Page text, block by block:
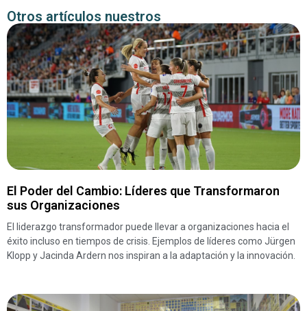
Otros artículos nuestros
El Poder del Cambio: Líderes que Transformaron
sus Organizaciones
El liderazgo transformador puede llevar a organizaciones hacia el
éxito incluso en tiempos de crisis. Ejemplos de líderes como Jürgen
Klopp y Jacinda Ardern nos inspiran a la adaptación y la innovación.